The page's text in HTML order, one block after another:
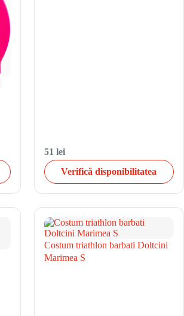
51 lei
Verifică disponibilitatea
Costum triathlon barbati Doltcini
Marimea S